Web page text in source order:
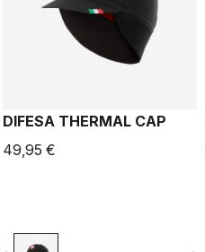
DIFESA THERMAL CAP
49,95 €